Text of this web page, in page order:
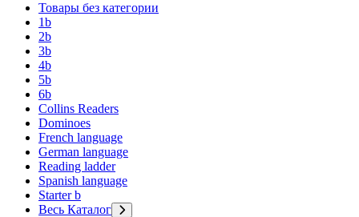
Товары без категории
1b
2b
3b
4b
5b
6b
Collins Readers
Dominoes
French language
German language
Reading ladder
Spanish language
Starter b
Весь Каталог